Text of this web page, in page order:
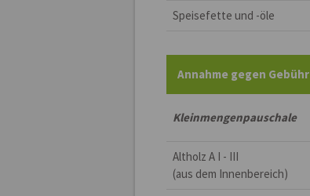
Speisefette und -öle
Annahme gegen Gebühr
Kleinmengenpauschale
Altholz A I - III
(aus dem Innenbereich)